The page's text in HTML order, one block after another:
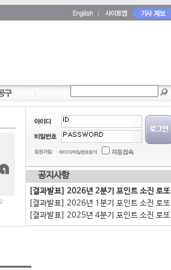
2
공지사항
[결과발표] 2026년 2분기 포인트 소진 로또
[결과발표] 2026년 1분기 포인트 소진 로또
[결과발표] 2025년 4분기 포인트 소진 로또